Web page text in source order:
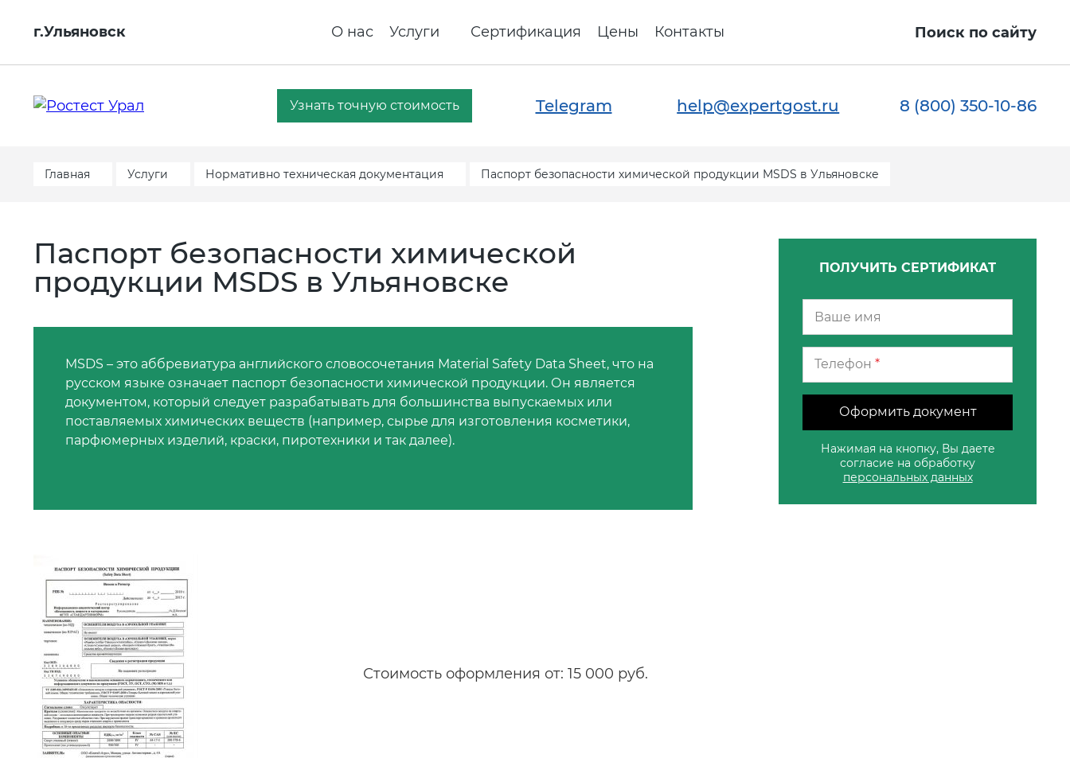
г.Ульяновск О нас Услуги Сертификация Цены Контакты Поиск по сайту
Узнать точную стоимость Telegram help@expertgost.ru 8 (800) 350-10-86
Главная Услуги Нормативно техническая документация Паспорт безопасности химической продукции MSDS в Ульяновске
Паспорт безопасности химической
продукции MSDS в Ульяновске
MSDS – это аббревиатура английского словосочетания Material Safety Data Sheet, что на
русском языке означает паспорт безопасности химической продукции. Он является
документом, который следует разрабатывать для большинства выпускаемых или
поставляемых химических веществ (например, сырье для изготовления косметики,
парфюмерных изделий, краски, пиротехники и так далее).
Стоимость оформления от: 15 000 руб.
ПОЛУЧИТЬ СЕРТИФИКАТ
Телефон *
Оформить документ
Нажимая на кнопку, Вы даете
согласие на обработку
персональных данных